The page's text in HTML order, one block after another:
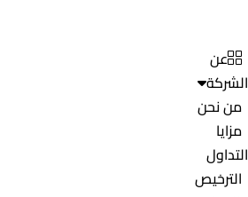
عن
الشركة
من نحن
مزايا
التداول
الترخيص